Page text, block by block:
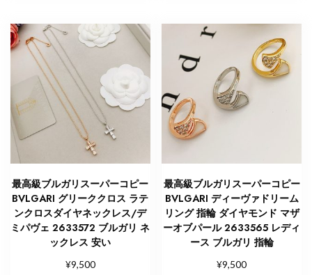
最高級ブルガリスーパーコピー
BVLGARI グリーククロス ラテ
ンクロスダイヤネックレス/デ
ミパヴェ 2633572 ブルガリ ネ
ックレス 安い
¥9,500
最高級ブルガリスーパーコピー
BVLGARI ディーヴァドリーム
リング 指輪 ダイヤモンド マザ
ーオブパール 2633565 レディ
ース ブルガリ 指輪
¥9,500